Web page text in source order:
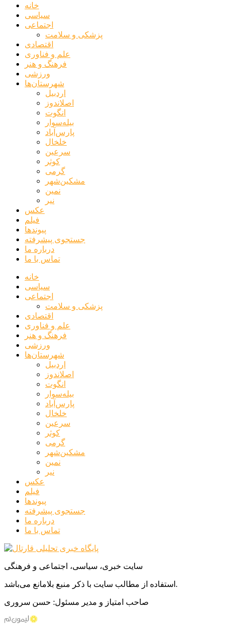
خانه
سیاسی
اجتماعی
پزشکی و سلامت
اقتصادی
علم و فناوری
فرهنگ و هنر
ورزشی
شهرستان‌ها
اردبیل
اصلاندوز
انگوت
بیله‌سوار
پارس‌آباد
خلخال
سرعین
کوثر
گرمی
مشکین‌شهر
نمین
نیر
عکس
فیلم
پیوندها
جستجوی پیشرفته
درباره ما
تماس با ما
خانه
سیاسی
اجتماعی
پزشکی و سلامت
اقتصادی
علم و فناوری
فرهنگ و هنر
ورزشی
شهرستان‌ها
اردبیل
اصلاندوز
انگوت
بیله‌سوار
پارس‌آباد
خلخال
سرعین
کوثر
گرمی
مشکین‌شهر
نمین
نیر
عکس
فیلم
پیوندها
جستجوی پیشرفته
درباره ما
تماس با ما
سایت خبری، سیاسی، اجتماعی و فرهنگی
استفاده از مطالب سایت با ذکر منبع بلامانع می‌باشد.
صاحب امتیاز و مدیر مسئول: حسن سروری